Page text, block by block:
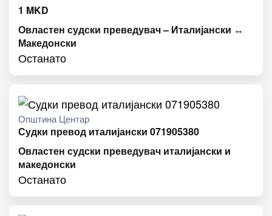
1 MKD
Овластен судски преведувач – Италијански ↔
Македонски
Останато
Општина Центар
Судки превод италијански 071905380
Овластен судски преведувач италијански и
македонски
Останато